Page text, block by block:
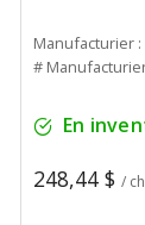
Manufacturier :
#
En
248,44 $ / ch